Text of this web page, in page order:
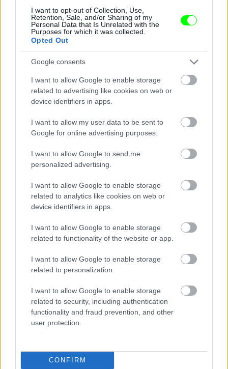
I want to opt-out of Collection, Use,
Retention, Sale, and/or Sharing of my
Personal Data that Is Unrelated with the
Purposes for which it was collected.
Opted Out
Google consents
I want to allow Google to enable storage
related to advertising like cookies on web or
device identifiers in apps.
I want to allow my user data to be sent to
Google for online advertising purposes.
I want to allow Google to send me
personalized advertising.
I want to allow Google to enable storage
related to analytics like cookies on web or
device identifiers in apps.
I want to allow Google to enable storage
related to functionality of the website or app.
I want to allow Google to enable storage
related to personalization.
I want to allow Google to enable storage
related to security, including authentication
functionality and fraud prevention, and other
user protection.
CONFIRM
Fotó: Buranits Dávid / MOMsport
Jön még kép!
„Míg a versenyzők között Zimány Linda és Bálizs
Anett színésznőt fedezhették fel.”
Fotó: Buranits Dávid / MOMsport
Jön még kép!